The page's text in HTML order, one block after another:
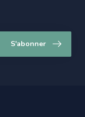
S'abonner